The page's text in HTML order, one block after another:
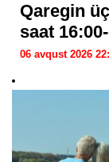
Qaregin
saat
06 avqust 2026